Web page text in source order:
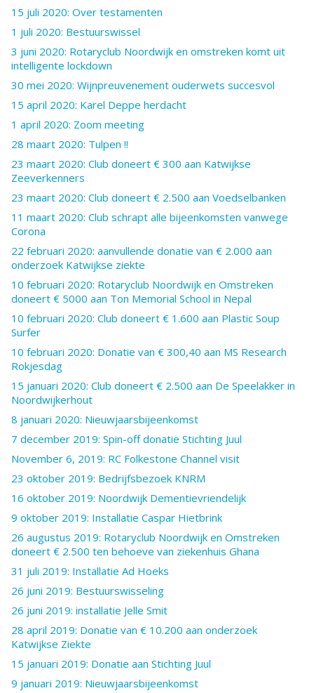
15 juli 2020: Over testamenten
1 juli 2020: Bestuurswissel
3 juni 2020: Rotaryclub Noordwijk en omstreken komt uit
intelligente lockdown
30 mei 2020: Wijnpreuvenement ouderwets succesvol
15 april 2020: Karel Deppe herdacht
1 april 2020: Zoom meeting
28 maart 2020: Tulpen !!
23 maart 2020: Club doneert € 300 aan Katwijkse
Zeeverkenners
23 maart 2020: Club doneert € 2.500 aan Voedselbanken
11 maart 2020: Club schrapt alle bijeenkomsten vanwege
Corona
22 februari 2020: aanvullende donatie van € 2.000 aan
onderzoek Katwijkse ziekte
10 februari 2020: Rotaryclub Noordwijk en Omstreken
doneert € 5000 aan Ton Memorial School in Nepal
10 februari 2020: Club doneert € 1.600 aan Plastic Soup
Surfer
10 februari 2020: Donatie van € 300,40 aan MS Research
Rokjesdag
15 januari 2020: Club doneert € 2.500 aan De Speelakker in
Noordwijkerhout
8 januari 2020: Nieuwjaarsbijeenkomst
7 december 2019: Spin-off donatie Stichting Juul
November 6, 2019: RC Folkestone Channel visit
23 oktober 2019: Bedrijfsbezoek KNRM
16 oktober 2019: Noordwijk Dementievriendelijk
9 oktober 2019: Installatie Caspar Hietbrink
26 augustus 2019: Rotaryclub Noordwijk en Omstreken
doneert € 2.500 ten behoeve van ziekenhuis Ghana
31 juli 2019: Installatie Ad Hoeks
26 juni 2019: Bestuurswisseling
26 juni 2019: installatie Jelle Smit
28 april 2019: Donatie van € 10.200 aan onderzoek
Katwijkse Ziekte
15 januari 2019: Donatie aan Stichting Juul
9 januari 2019: Nieuwjaarsbijeenkomst